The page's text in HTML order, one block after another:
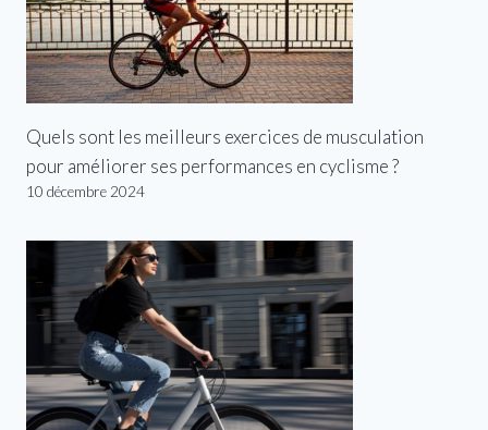
Quels sont les meilleurs exercices de musculation
pour améliorer ses performances en cyclisme ?
10 décembre 2024